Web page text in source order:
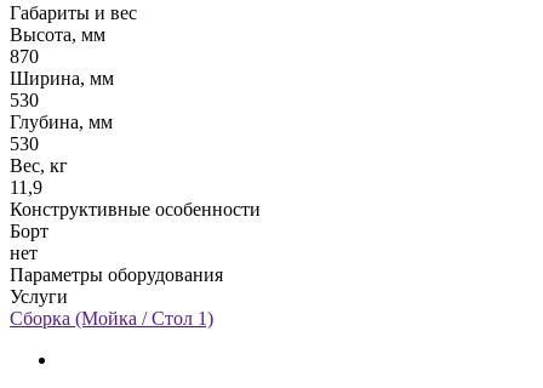
Габариты и вес
Высота, мм
870
Ширина, мм
530
Глубина, мм
530
Вес, кг
11,9
Конструктивные особенности
Борт
нет
Параметры оборудования
Услуги
Сборка (Мойка / Стол 1)